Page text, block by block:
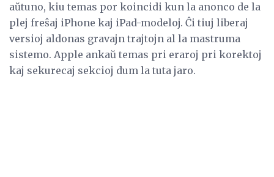
aŭtuno, kiu temas por koincidi kun la anonco de la
plej freŝaj iPhone kaj iPad-modeloj. Ĉi tiuj liberaj
versioj aldonas gravajn trajtojn al la mastruma
sistemo. Apple ankaŭ temas pri eraroj pri korektoj
kaj sekurecaj sekcioj dum la tuta jaro.